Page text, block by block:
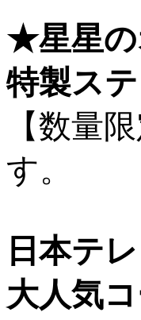
★星星の
特製ス
【数量
す。
日本テ
大人気